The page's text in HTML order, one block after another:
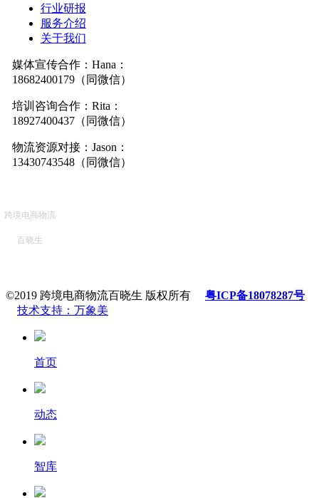
行业研报
服务介绍
关于我们
媒体宣传合作：Hana：
18682400179（同微信）
培训咨询合作：Rita：
18927400437（同微信）
物流资源对接：Jason：
13430743548（同微信）
跨境电商物流
百晓生
©2019 跨境电商物流百晓生 版权所有 粤ICP备18078287号
技术支持：万象美
首页
动态
智库